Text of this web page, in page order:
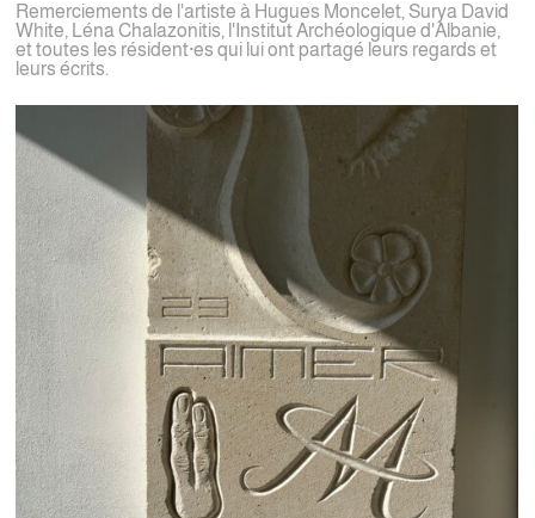
Remerciements de l'artiste à Hugues Moncelet, Surya David
White, Léna Chalazonitis, l'Institut Archéologique d'Albanie,
et toutes les résident·es qui lui ont partagé leurs regards et
leurs écrits.